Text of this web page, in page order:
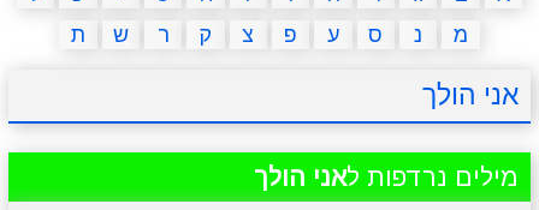
איש תלוי מדריכים פוקימון גו מצא הבדלים
יצירה משחקי בנות אשליות חדשות
מ
נ ס ע פ צ ק ר ש ת
אני הולך
מילים נרדפות לאני הולך